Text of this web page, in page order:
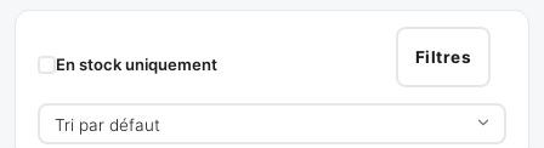
Clés
Sanitaire
Filtres
En stock uniquement